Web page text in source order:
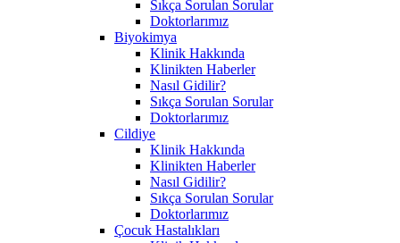
Sıkça Sorulan Sorular
Doktorlarımız
Biyokimya
Klinik Hakkında
Klinikten Haberler
Nasıl Gidilir?
Sıkça Sorulan Sorular
Doktorlarımız
Cildiye
Klinik Hakkında
Klinikten Haberler
Nasıl Gidilir?
Sıkça Sorulan Sorular
Doktorlarımız
Çocuk Hastalıkları